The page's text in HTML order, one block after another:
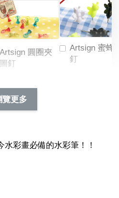
Artsign 圓圈夾
圖釘
19.00
66.00
Artsign 蜜蜂
釘
加入購物車
覽更多
彩畫必備的水彩筆！！